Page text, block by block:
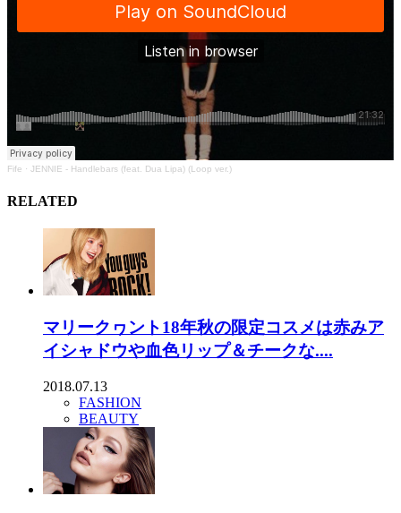
Fife · JENNIE - Handlebars (feat. Dua Lipa) (Loop ver.)
RELATED
マリークヮント18年秋の限定コスメは赤みア
イシャドウや血色リップ＆チークな....
2018.07.13
FASHION
BEAUTY